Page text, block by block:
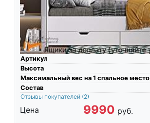
Артикул
Высота
Максимальный вес на 1 спальное место
Состав
Отзывы покупателей (2)
Цена 9990 руб.